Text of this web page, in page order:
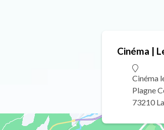
Cinéma |
Cinéma
Plagne
73210